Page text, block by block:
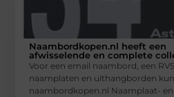
Naambordkopen.nl heeft een
afwisselende en complete
Voor een email naambord, een
naamplaten en uithangborden
naambordkopen.nl Naamplaat- en